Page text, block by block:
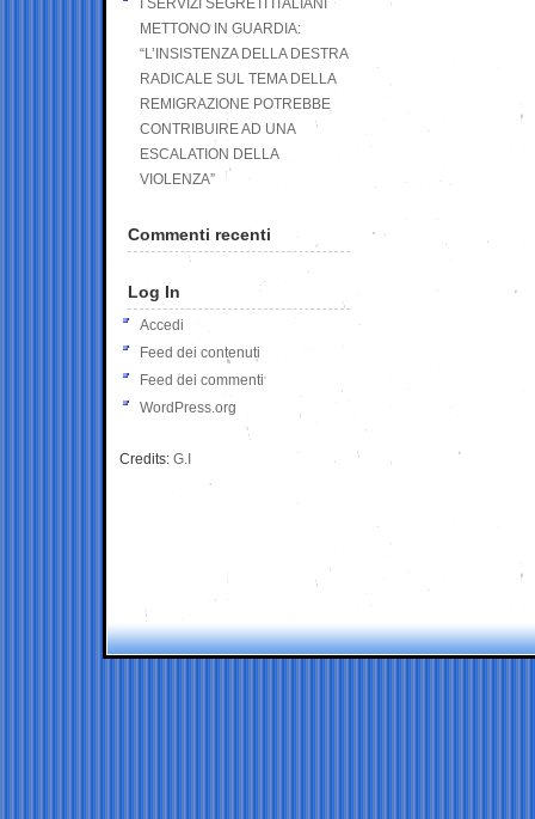
I SERVIZI SEGRETI ITALIANI
METTONO IN GUARDIA:
“L’INSISTENZA DELLA DESTRA
RADICALE SUL TEMA DELLA
REMIGRAZIONE POTREBBE
CONTRIBUIRE AD UNA
ESCALATION DELLA
VIOLENZA”
Commenti recenti
Log In
Accedi
Feed dei contenuti
Feed dei commenti
WordPress.org
Credits: G.I